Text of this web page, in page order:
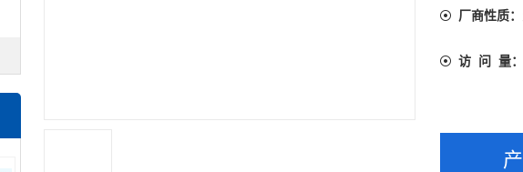
厂商性质：
访 问 量